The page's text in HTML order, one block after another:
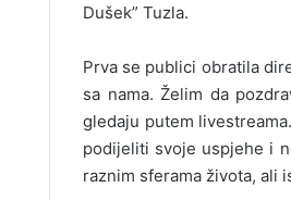
Dušek” Tuzla.
Prva se publici obratila
sa nama. Želim da
gledaju putem
podijeliti svoje uspjehe i
raznim sferama života, ali